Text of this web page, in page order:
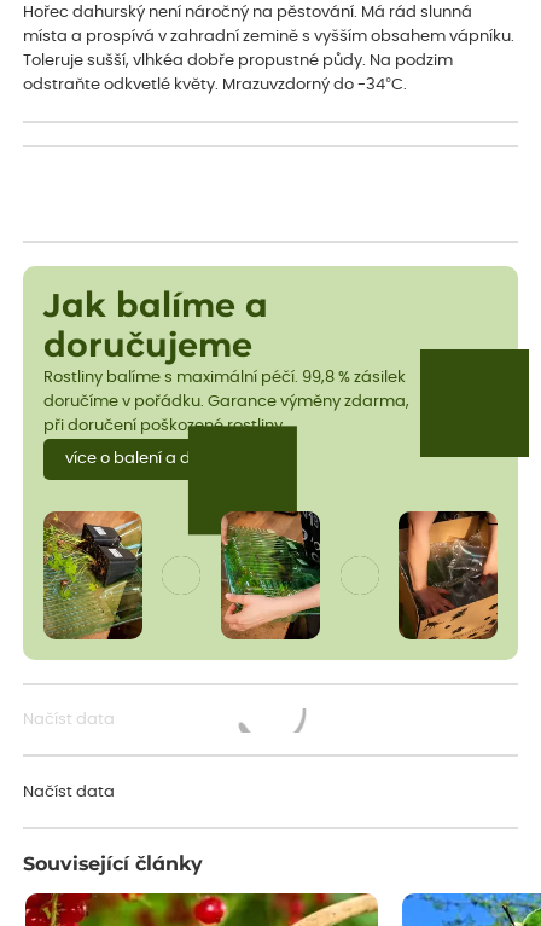
Hořec dahurský není náročný na pěstování. Má rád slunná
místa a prospívá v zahradní zemině s vyšším obsahem vápníku.
Toleruje sušší, vlhkéa dobře propustné půdy. Na podzim
odstraňte odkvetlé květy. Mrazuvzdorný do -34°C.
Jak balíme a
doručujeme
Rostliny balíme s maximální péčí. 99,8 % zásilek
doručíme v pořádku. Garance výměny zdarma,
při doručení poškozené rostliny.
více o balení a dopravě
Načíst data
Načíst data
Související články